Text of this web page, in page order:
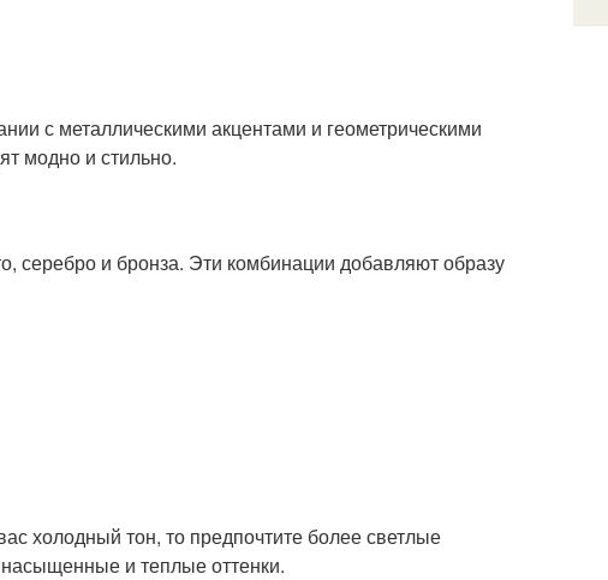
с металлическими акцентами и геометрическими
модно и стильно.
серебро и бронза. Эти комбинации добавляют образу
холодный тон, то предпочтите более светлые
и теплые оттенки.